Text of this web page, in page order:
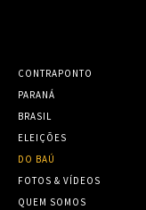
CONTRAPONTO
PARANÁ
BRASIL
ELEIÇÕES
DO BAÚ
FOTOS & VÍDEOS
QUEM SOMOS